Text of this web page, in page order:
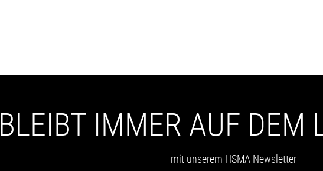
BLEIBT IMMER AUF DEM
mit unserem HSMA Newsletter